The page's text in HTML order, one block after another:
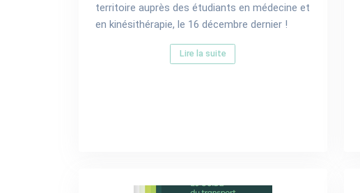
territoire auprès des étudiants en médecine et
en kinésithérapie, le 16 décembre dernier !
Lire la suite